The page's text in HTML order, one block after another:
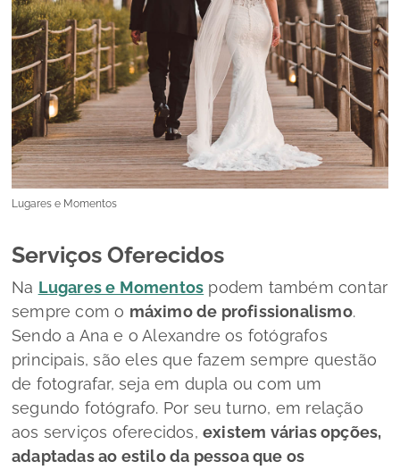
Lugares e Momentos
Serviços Oferecidos
Na Lugares e Momentos podem também contar
sempre com o máximo de profissionalismo.
Sendo a Ana e o Alexandre os fotógrafos
principais, são eles que fazem sempre questão
de fotografar, seja em dupla ou com um
segundo fotógrafo. Por seu turno, em relação
aos serviços oferecidos, existem várias opções,
adaptadas ao estilo da pessoa que os